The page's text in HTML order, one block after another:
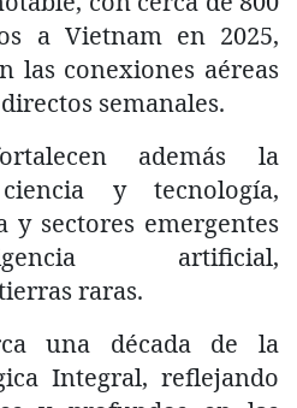
a Vietnam en 2025,
las conexiones aéreas
semanales.
además la
y tecnología,
y sectores emergentes
artificial,
raras.
una década de la
Integral, reflejando